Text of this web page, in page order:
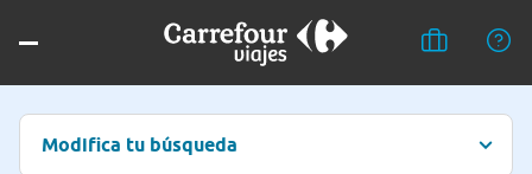
Modifica tu búsqueda